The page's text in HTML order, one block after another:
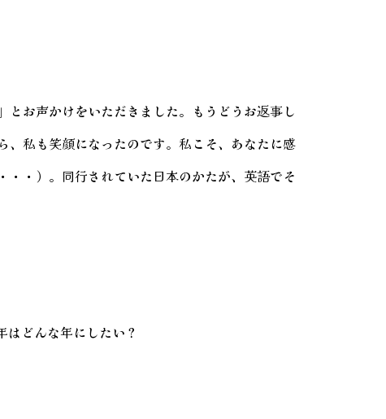
お声かけをいただきました。もうどうお返事し
、私も笑顔になったのです。私こそ、あなたに感
・）。同行されていた日本のかたが、英語でそ
はどんな年にしたい？